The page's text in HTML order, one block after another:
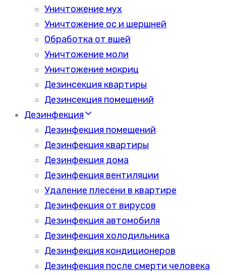
Уничтожение мух
Уничтожение ос и шершней
Обработка от вшей
Уничтожение моли
Уничтожение мокриц
Дезинсекция квартиры
Дезинсекция помещений
Дезинфекция
Дезинфекция помещений
Дезинфекция квартиры
Дезинфекция дома
Дезинфекция вентиляции
Удаление плесени в квартире
Дезинфекция от вирусов
Дезинфекция автомобиля
Дезинфекция холодильника
Дезинфекция кондиционеров
Дезинфекция после смерти человека